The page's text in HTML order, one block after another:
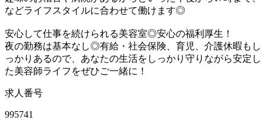
などライフスタイルに合わせて働けます◎
安心して仕事を続けられる美容室◎安心の福利厚生！
夜の勤務は基本なし◎有給・社会保険、育児、介護休暇もし
っかりあるので、あなたの生活をしっかり守りながら安定し
た美容師ライフをぜひご一緒に！
求人番号
995741